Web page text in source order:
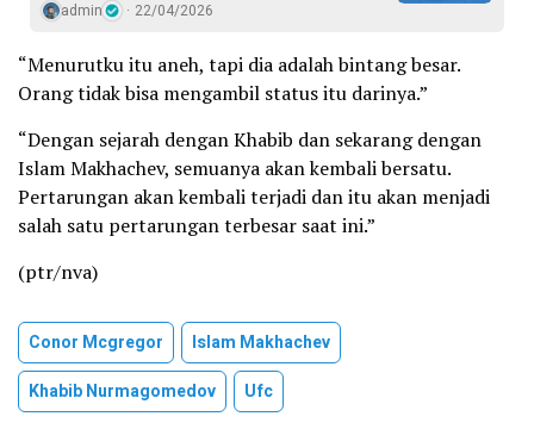
admin 22/04/2026
“Menurutku itu aneh, tapi dia adalah bintang besar.
Orang tidak bisa mengambil status itu darinya.”
“Dengan sejarah dengan Khabib dan sekarang dengan
Islam Makhachev, semuanya akan kembali bersatu.
Pertarungan akan kembali terjadi dan itu akan menjadi
salah satu pertarungan terbesar saat ini.”
(ptr/nva)
Conor Mcgregor
Islam Makhachev
Khabib Nurmagomedov
Ufc